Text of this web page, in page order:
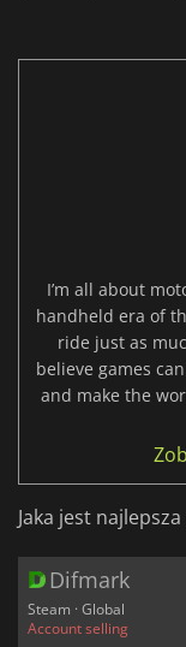
I’m all about
handheld era of
ride just as
believe games
and make the
Jaka jest najlepsza
Difmark
Steam · Global
Account selling